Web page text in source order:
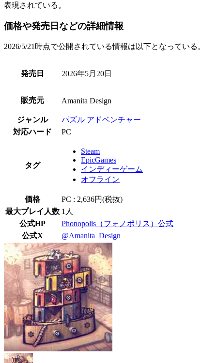
表現されている。
価格や発売日などの詳細情報
2026/5/21時点で公開されている情報は以下となっている。
発売日 2026年5月20日
販売元 Amanita Design
ジャンル パズル アドベンチャー
対応ハード
PC
タグ
Steam
EpicGames
インディーゲーム
オフライン
価格
PC : 2,636円(税抜)
最大プレイ人数 1人
公式HP
Phonopolis（フォノポリス）公式
公式X
@Amanita_Design